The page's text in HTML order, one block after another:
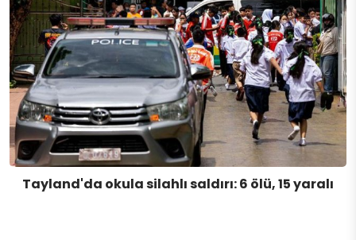
Tayland'da okula silahlı saldırı: 6 ölü, 15 yaralı